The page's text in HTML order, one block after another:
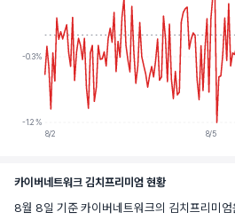
-0.3%
-1.2%
8/2
8/5
카이버네트워크 김치프리미엄 현황
8월 8일 기준 카이버네트워크의 김치프리미